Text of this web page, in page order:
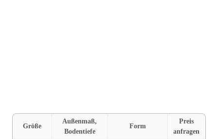
Größe
Außen­maß,
Boden­tiefe
Form
Preis
anfragen